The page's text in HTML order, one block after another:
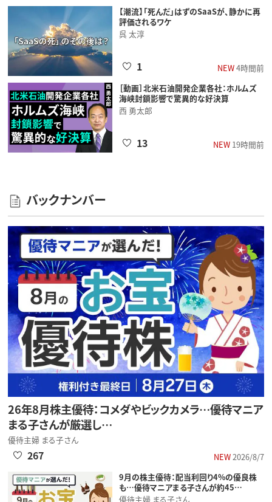
【潮流】「死んだ」はずのSaaSが、静かに再
評価されるワケ
呉 太淳
NEW4時間前
1
［動画］北米石油開発企業各社：ホルムズ
海峡封鎖影響で驚異的な好決算
西 勇太郎
NEW19時間前
13
バックナンバー
26年8月株主優待：コメダやビックカメラ…優待マニア
まる子さんが厳選し…
優待主婦 まる子さん
NEW2026/8/7
267
9月の株主優待：配当利回り4%の優良株
も…優待マニアまる子さんが約45…
優待主婦 まる子さん